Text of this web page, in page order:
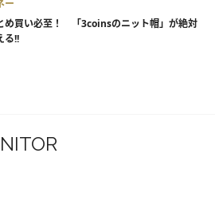
ー
め買い必至！ 「3coinsのニット帽」が絶対
る!!